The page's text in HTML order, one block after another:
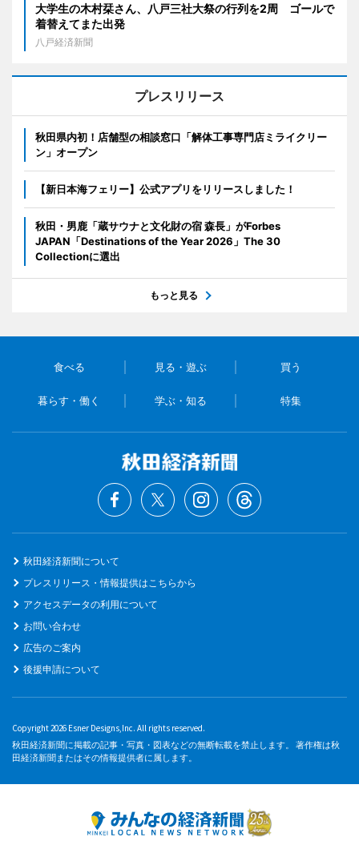
大学生の木村栞さん、八戸三社大祭の行列を2周 ゴールで
着替えてまた出発
八戸経済新聞
プレスリリース
秋田県内初！店舗型の相談窓口「解体工事専門店ミライクリー
ン」オープン
【新日本海フェリー】公式アプリをリリースしました！
秋田・男鹿「蔵サウナと文化財の宿 森長」がForbes
JAPAN「Destinations of the Year 2026」The 30
Collectionに選出
もっと見る
食べる 見る・遊ぶ 買う
暮らす・働く 学ぶ・知る 特集
秋田経済新聞について
プレスリリース・情報提供はこちらから
アクセスデータの利用について
お問い合わせ
広告のご案内
後援申請について
Copyright 2026 Esner Designs,Inc. All rights reserved.
秋田経済新聞に掲載の記事・写真・図表などの無断転載を禁止します。 著作権は秋
田経済新聞またはその情報提供者に属します。